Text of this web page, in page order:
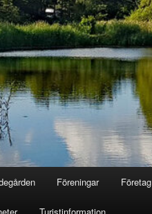
Föreningar Företag